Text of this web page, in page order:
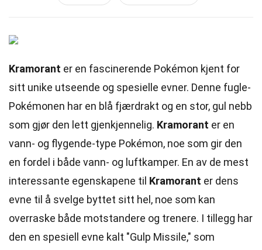
Kramorant er en fascinerende Pokémon kjent for
sitt unike utseende og spesielle evner. Denne fugle-
Pokémonen har en blå fjærdrakt og en stor, gul nebb
som gjør den lett gjenkjennelig. Kramorant er en
vann- og flygende-type Pokémon, noe som gir den
en fordel i både vann- og luftkamper. En av de mest
interessante egenskapene til Kramorant er dens
evne til å svelge byttet sitt hel, noe som kan
overraske både motstandere og trenere. I tillegg har
den en spesiell evne kalt "Gulp Missile," som